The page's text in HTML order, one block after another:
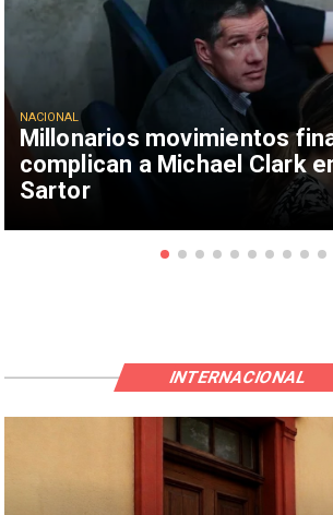
Millonarios movimientos
complican a Michael Clark
Sartor
NACIONAL
INTERNACIONAL